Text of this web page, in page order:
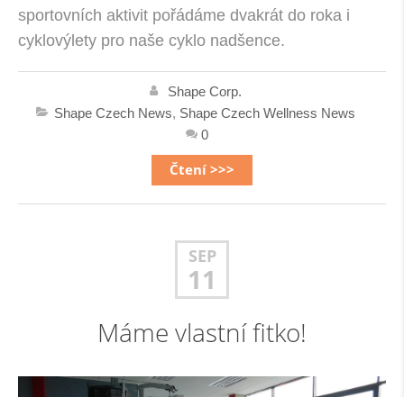
sportovních aktivit pořádáme dvakrát do roka i
cyklovýlety pro naše cyklo nadšence.
Shape Corp.
Shape Czech News, Shape Czech Wellness News
0
Čtení >>>
SEP
11
Máme vlastní fitko!